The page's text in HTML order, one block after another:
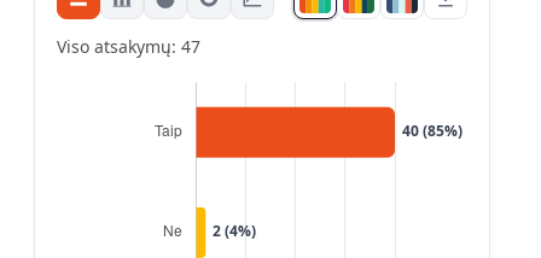
Viso atsakymų: 47